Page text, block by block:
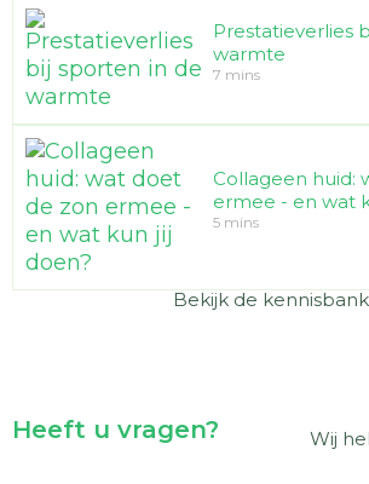
vanaf € 12,50
€ 19,90
€ 51,95
Prestatieverlies
warmte
7 mins
Collageen huid:
ermee - en wat
5 mins
Bekijk de kennisbank
Heeft u vragen? Wij